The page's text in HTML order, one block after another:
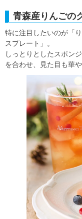
青森産りんごの
特に注目したいのが「
スプレート」。
しっとりとしたスポン
を合わせ、見た目も華